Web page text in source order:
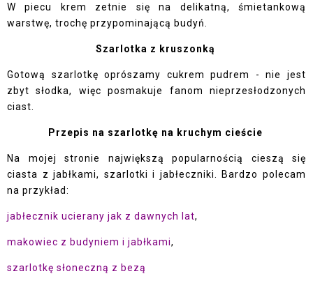
W piecu krem zetnie się na delikatną, śmietankową
warstwę, trochę przypominającą budyń.
Szarlotka z kruszonką
Gotową szarlotkę oprószamy cukrem pudrem - nie jest
zbyt słodka, więc posmakuje fanom nieprzesłodzonych
ciast.
Przepis na szarlotkę na kruchym cieście
Na mojej stronie największą popularnością cieszą się
ciasta z jabłkami, szarlotki i jabłeczniki. Bardzo polecam
na przykład:
jabłecznik ucierany jak z dawnych lat,
makowiec z budyniem i jabłkami,
szarlotkę słoneczną z bezą